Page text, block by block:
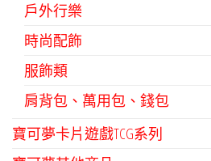
戶外行樂
時尚配飾
服飾類
肩背包、萬用包、錢包
寶可夢卡片遊戲TCG系列